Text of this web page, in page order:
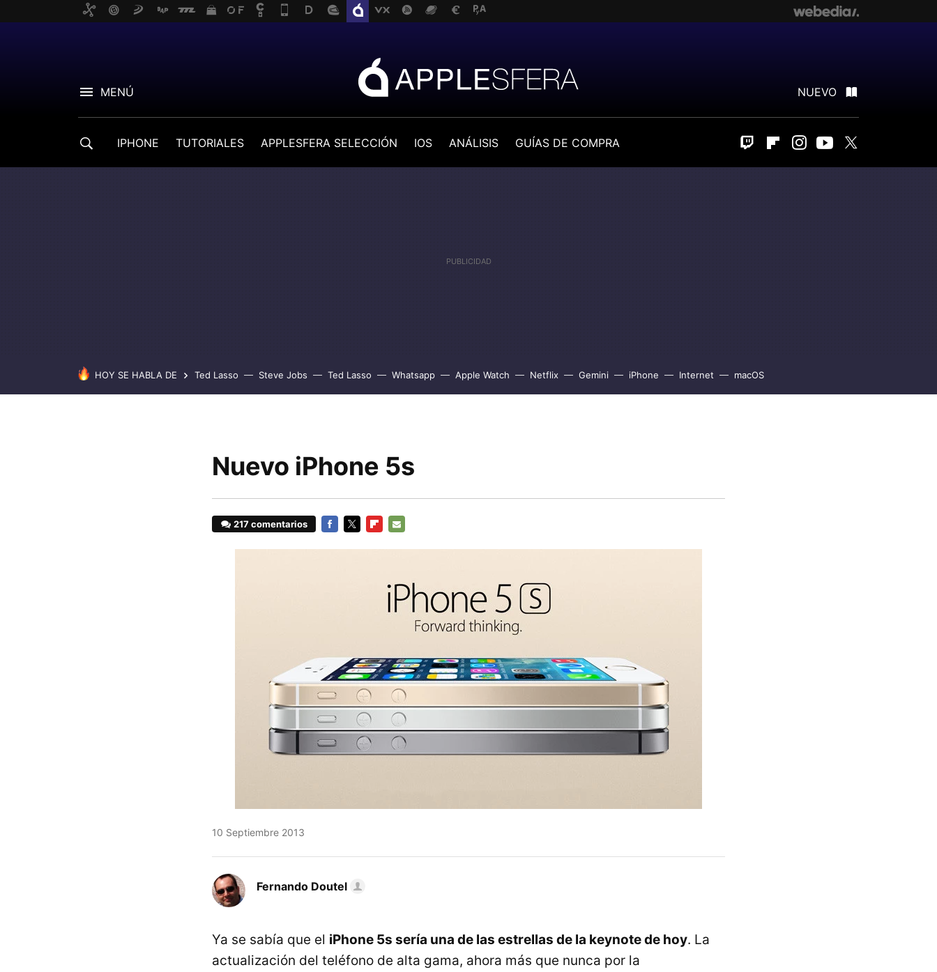
MENÚ NUEVO
IPHONE TUTORIALES APPLESFERA SELECCIÓN IOS ANÁLISIS GUÍAS DE COMPRA Twitch FlipboardInstagram
Youtube
HOY SE HABLA DE Ted Lasso Steve Jobs Ted Lasso Whatsapp Apple Watch Netflix Gemini iPhone Internet macOS
Nuevo iPhone 5s
217 comentarios
10 Septiembre 2013
Fernando Doutel
Ya se sabía que el iPhone 5s sería una de las estrellas de la keynote de hoy. La
actualización del teléfono de alta gama, ahora más que nunca por la